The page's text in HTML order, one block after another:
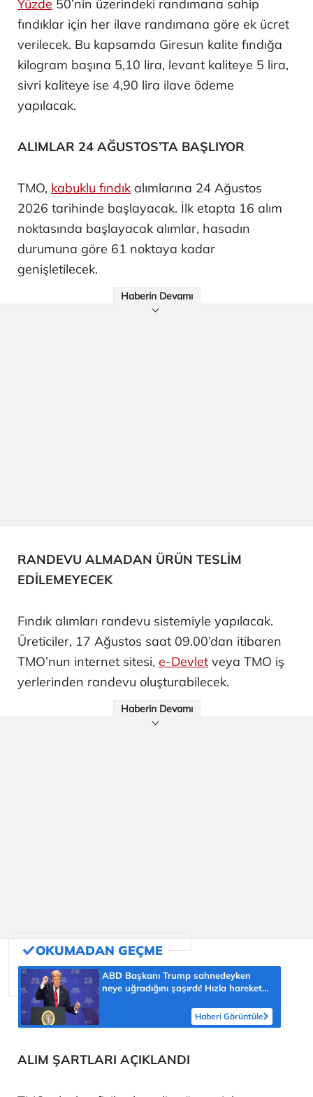
Yüzde 50’nin üzerindeki randımana sahip
fındıklar için her ilave randımana göre ek ücret
verilecek. Bu kapsamda Giresun kalite fındığa
kilogram başına 5,10 lira, levant kaliteye 5 lira,
sivri kaliteye ise 4,90 lira ilave ödeme
yapılacak.
ALIMLAR 24 AĞUSTOS’TA BAŞLIYOR
TMO, kabuklu fındık alımlarına 24 Ağustos
2026 tarihinde başlayacak. İlk etapta 16 alım
noktasında başlayacak alımlar, hasadın
durumuna göre 61 noktaya kadar
genişletilecek.
Haberin Devamı
RANDEVU ALMADAN ÜRÜN TESLİM
EDİLEMEYECEK
Fındık alımları randevu sistemiyle yapılacak.
Üreticiler, 17 Ağustos saat 09.00’dan itibaren
TMO’nun internet sitesi, e-Devlet veya TMO iş
yerlerinden randevu oluşturabilecek.
Haberin Devamı
ABD Başkanı Trump sahnedeyken
neye uğradığını şaşırdı! Hızla harekete
Haberi Görüntüle
ALIM ŞARTLARI AÇIKLANDI